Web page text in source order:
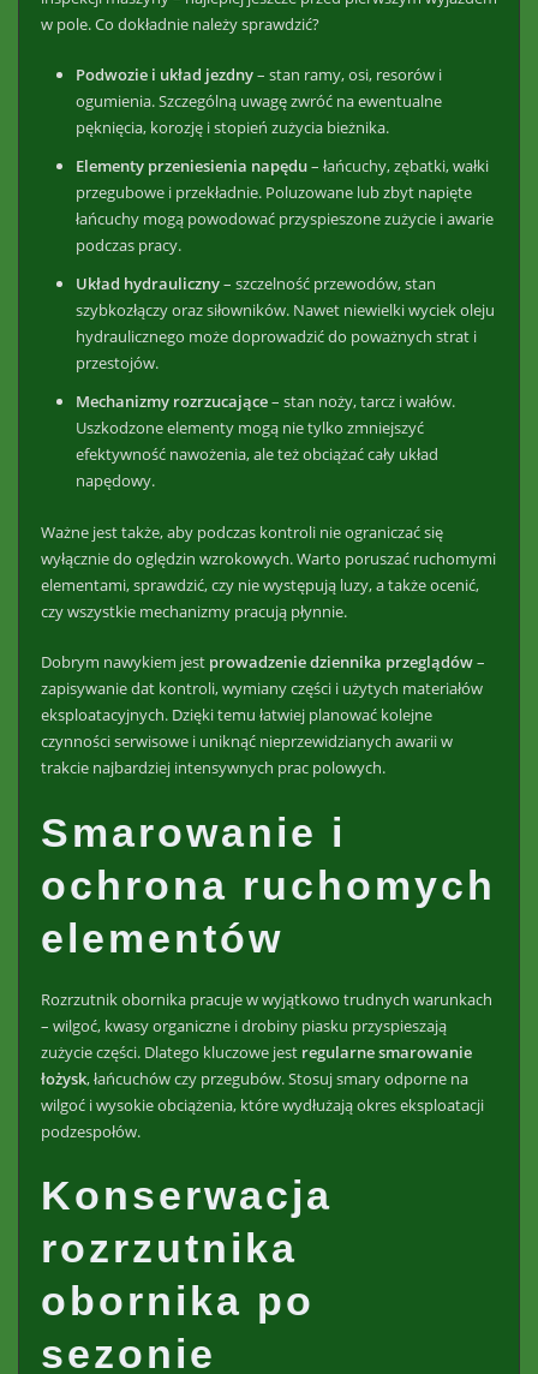
w pole. Co dokładnie należy sprawdzić?
Podwozie i układ jezdny– stan ramy, osi, resorów i
ogumienia. Szczególną uwagę zwróć na ewentualne
pęknięcia, korozję i stopień zużycia bieżnika.
Elementy przeniesienia napędu– łańcuchy, zębatki, wałki
przegubowe i przekładnie. Poluzowane lub zbyt napięte
łańcuchy mogą powodować przyspieszone zużycie i awarie
podczas pracy.
Układ hydrauliczny– szczelność przewodów, stan
szybkozłączy oraz siłowników. Nawet niewielki wyciek oleju
hydraulicznego może doprowadzić do poważnych strat i
przestojów.
Mechanizmy rozrzucające– stan noży, tarcz i wałów.
Uszkodzone elementy mogą nie tylko zmniejszyć
efektywność nawożenia, ale też obciążać cały układ
napędowy.
Ważne jest także, aby podczas kontroli nie ograniczać się
wyłącznie do oględzin wzrokowych. Warto poruszać ruchomymi
elementami, sprawdzić, czy nie występują luzy, a także ocenić,
czy wszystkie mechanizmy pracują płynnie.
Dobrym nawykiem jest prowadzenie dziennika przeglądów–
zapisywanie dat kontroli, wymiany części i użytych materiałów
eksploatacyjnych. Dzięki temu łatwiej planować kolejne
czynności serwisowe i uniknąć nieprzewidzianych awarii w
trakcie najbardziej intensywnych prac polowych.
Smarowanie i
ochrona ruchomych
elementów
Rozrzutnik obornika pracuje w wyjątkowo trudnych warunkach
– wilgoć, kwasy organiczne i drobiny piasku przyspieszają
zużycie części. Dlatego kluczowe jestregularne smarowanie
łożysk, łańcuchów czy przegubów. Stosuj smary odporne na
wilgoć i wysokie obciążenia, które wydłużają okres eksploatacji
podzespołów.
Konserwacja
rozrzutnika
obornika po
sezonie